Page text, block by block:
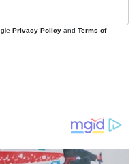
Privacy Policy and Terms of